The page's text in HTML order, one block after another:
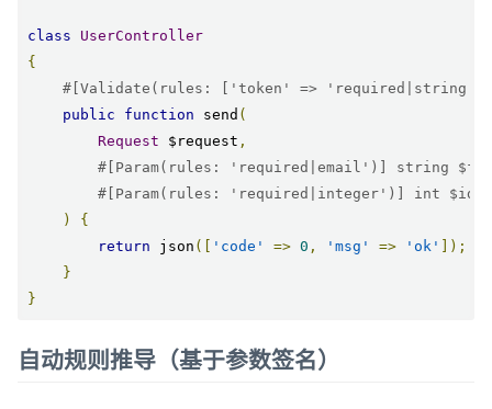
class
UserController
{
#[Validate(rules: ['token' =>
public
function send (
Request $request ,
#[Param(rules: 'required|email')] string
#[Param(rules: 'required|integer')] int $id
)
{
return json ([ 'code' => 0 , 'msg' => 'ok'
]);
}
}
自动规则推导（基于参数签名）